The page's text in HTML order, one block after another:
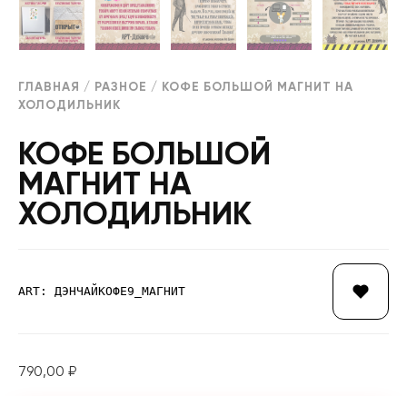
ГЛАВНАЯ / РАЗНОЕ / КОФЕ БОЛЬШОЙ МАГНИТ НА
ХОЛОДИЛЬНИК
КОФЕ БОЛЬШОЙ
МАГНИТ НА
ХОЛОДИЛЬНИК
ART: ДЭНЧАЙКОФЕ9_МАГНИТ
790,00 ₽